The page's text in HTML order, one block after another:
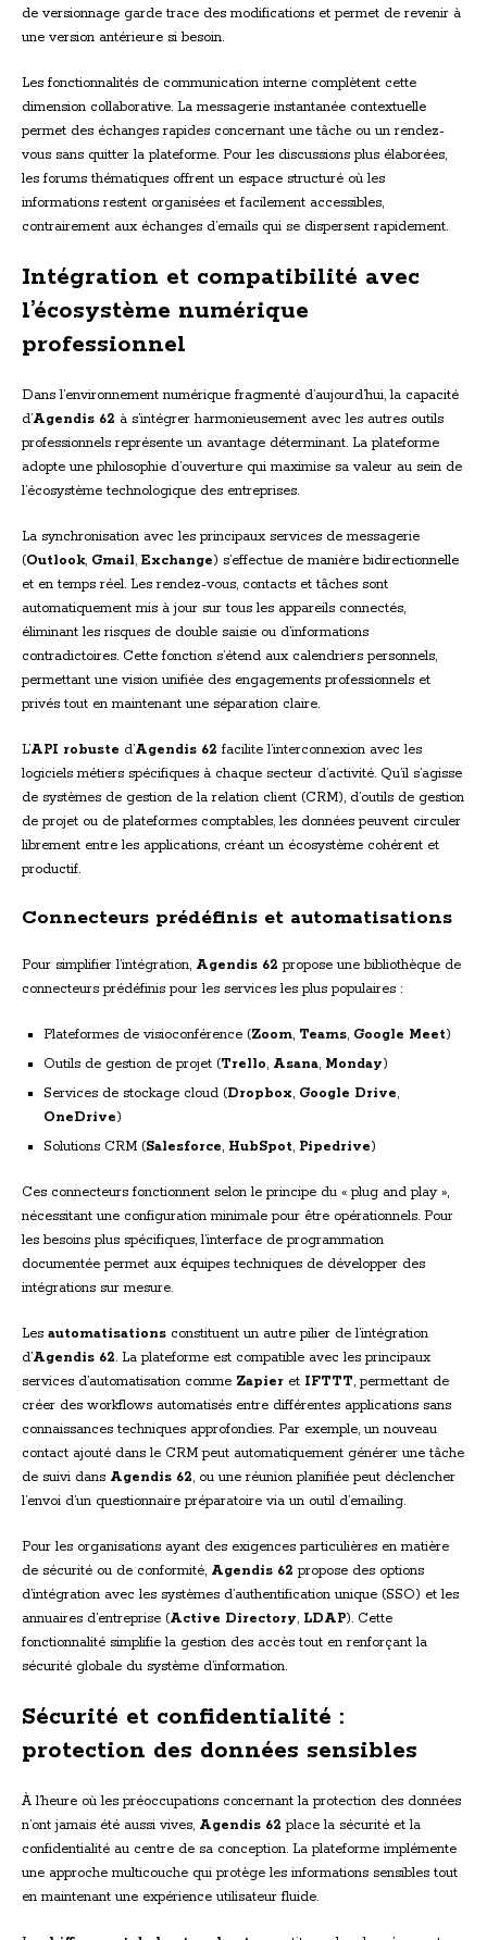
de versionnage garde trace des modifications et permet de revenir à
une version antérieure si besoin.
Les fonctionnalités de communication interne complètent cette
dimension collaborative. La messagerie instantanée contextuelle
permet des échanges rapides concernant une tâche ou un rendez-
vous sans quitter la plateforme. Pour les discussions plus élaborées,
les forums thématiques offrent un espace structuré où les
informations restent organisées et facilement accessibles,
contrairement aux échanges d’emails qui se dispersent rapidement.
Intégration et compatibilité avec
l’écosystème numérique
professionnel
Dans l’environnement numérique fragmenté d’aujourd’hui, la capacité
d’Agendis 62 à s’intégrer harmonieusement avec les autres outils
professionnels représente un avantage déterminant. La plateforme
adopte une philosophie d’ouverture qui maximise sa valeur au sein de
l’écosystème technologique des entreprises.
La synchronisation avec les principaux services de messagerie
(Outlook, Gmail, Exchange) s’effectue de manière bidirectionnelle
et en temps réel. Les rendez-vous, contacts et tâches sont
automatiquement mis à jour sur tous les appareils connectés,
éliminant les risques de double saisie ou d’informations
contradictoires. Cette fonction s’étend aux calendriers personnels,
permettant une vision unifiée des engagements professionnels et
privés tout en maintenant une séparation claire.
L’API robuste d’Agendis 62 facilite l’interconnexion avec les
logiciels métiers spécifiques à chaque secteur d’activité. Qu’il s’agisse
de systèmes de gestion de la relation client (CRM), d’outils de gestion
de projet ou de plateformes comptables, les données peuvent circuler
librement entre les applications, créant un écosystème cohérent et
productif.
Connecteurs prédéfinis et automatisations
Pour simplifier l’intégration, Agendis 62 propose une bibliothèque de
connecteurs prédéfinis pour les services les plus populaires :
Plateformes de visioconférence (Zoom, Teams, Google Meet)
Outils de gestion de projet (Trello, Asana, Monday)
Services de stockage cloud (Dropbox, Google Drive,
OneDrive)
Solutions CRM (Salesforce, HubSpot, Pipedrive)
Ces connecteurs fonctionnent selon le principe du « plug and play »,
nécessitant une configuration minimale pour être opérationnels. Pour
les besoins plus spécifiques, l’interface de programmation
documentée permet aux équipes techniques de développer des
intégrations sur mesure.
Les automatisations constituent un autre pilier de l’intégration
d’Agendis 62. La plateforme est compatible avec les principaux
services d’automatisation comme Zapier et IFTTT, permettant de
créer des workflows automatisés entre différentes applications sans
connaissances techniques approfondies. Par exemple, un nouveau
contact ajouté dans le CRM peut automatiquement générer une tâche
de suivi dans Agendis 62, ou une réunion planifiée peut déclencher
l’envoi d’un questionnaire préparatoire via un outil d’emailing.
Pour les organisations ayant des exigences particulières en matière
de sécurité ou de conformité, Agendis 62 propose des options
d’intégration avec les systèmes d’authentification unique (SSO) et les
annuaires d’entreprise (Active Directory, LDAP). Cette
fonctionnalité simplifie la gestion des accès tout en renforçant la
sécurité globale du système d’information.
Sécurité et confidentialité :
protection des données sensibles
À l’heure où les préoccupations concernant la protection des données
n’ont jamais été aussi vives, Agendis 62 place la sécurité et la
confidentialité au centre de sa conception. La plateforme implémente
une approche multicouche qui protège les informations sensibles tout
en maintenant une expérience utilisateur fluide.